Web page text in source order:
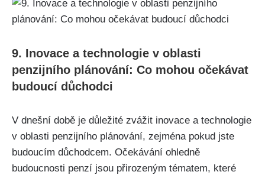
9. Inovace a technologie v oblasti
penzijního plánování: Co mohou očekávat
budoucí důchodci
V dnešní době je důležité zvážit inovace a technologie
v oblasti penzijního plánování, zejména pokud jste
budoucím důchodcem. Očekávání ohledně
budoucnosti penzí jsou přirozeným tématem, které